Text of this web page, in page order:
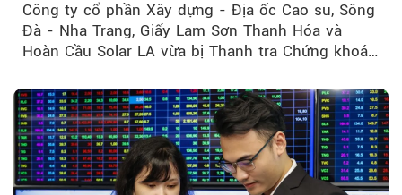
Công ty cổ phần Xây dựng - Địa ốc Cao su, Sông
Đà - Nha Trang, Giấy Lam Sơn Thanh Hóa và
Hoàn Cầu Solar LA vừa bị Thanh tra Chứng khoán
do vi phạm quy định về công bố thông tin trên
thị trường chứng khoán.